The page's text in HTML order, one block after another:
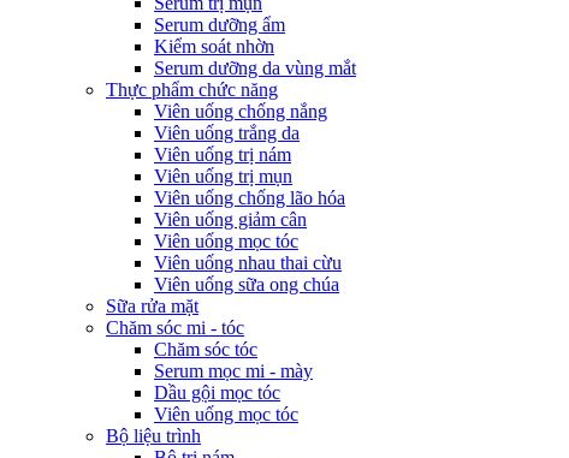
Serum dưỡng ẩm
Kiểm soát nhờn
Serum dưỡng da vùng mắt
Thực phẩm chức năng
Viên uống chống nắng
Viên uống trắng da
Viên uống trị nám
Viên uống trị mụn
Viên uống chống lão hóa
Viên uống giảm cân
Viên uống mọc tóc
Viên uống nhau thai cừu
Viên uống sữa ong chúa
Sữa rửa mặt
Chăm sóc mi - tóc
Chăm sóc tóc
Serum mọc mi - mày
Dầu gội mọc tóc
Viên uống mọc tóc
Bộ liệu trình